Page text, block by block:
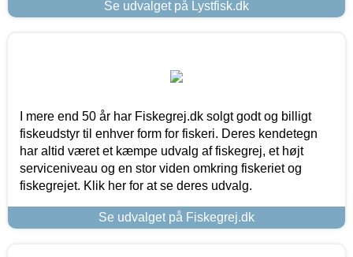
Se udvalget på Lystfisk.dk
I mere end 50 år har Fiskegrej.dk solgt godt og billigt
fiskeudstyr til enhver form for fiskeri. Deres kendetegn
har altid været et kæmpe udvalg af fiskegrej, et højt
serviceniveau og en stor viden omkring fiskeriet og
fiskegrejet. Klik her for at se deres udvalg.
Se udvalget på Fiskegrej.dk